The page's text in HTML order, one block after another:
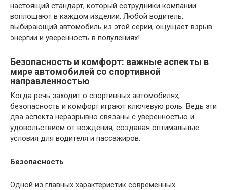
настоящий стандарт, который сотрудники компании
воплощают в каждом изделии. Любой водитель,
выбирающий автомобиль из этой серии, ощущает взрыв
энергии и уверенность в полулениях!
Безопасность и комфорт: важные аспекты в
мире автомобилей со спортивной
направленностью
Когда речь заходит о спортивных автомобилях,
безопасность и комфорт играют ключевую роль. Ведь эти
два аспекта неразрывно связаны с уверенностью и
удовольствием от вождения, создавая оптимальные
условия для водителя и пассажиров.
Безопасность
Одной из главных характеристик современных